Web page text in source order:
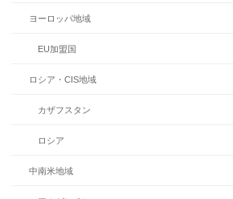
ヨーロッパ地域
EU加盟国
ロシア・CIS地域
カザフスタン
ロシア
中南米地域